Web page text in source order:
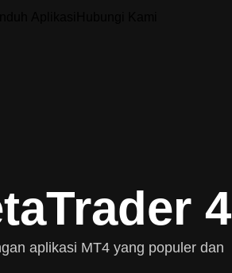
Aplikasi
4
aplikasi MT4 yang populer dan